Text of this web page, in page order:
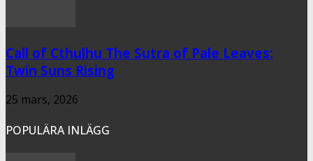
Call of Cthulhu The Sutra of Pale Leaves:
Twin Suns Rising
25 mars, 2026
POPULÄRA INLÄGG